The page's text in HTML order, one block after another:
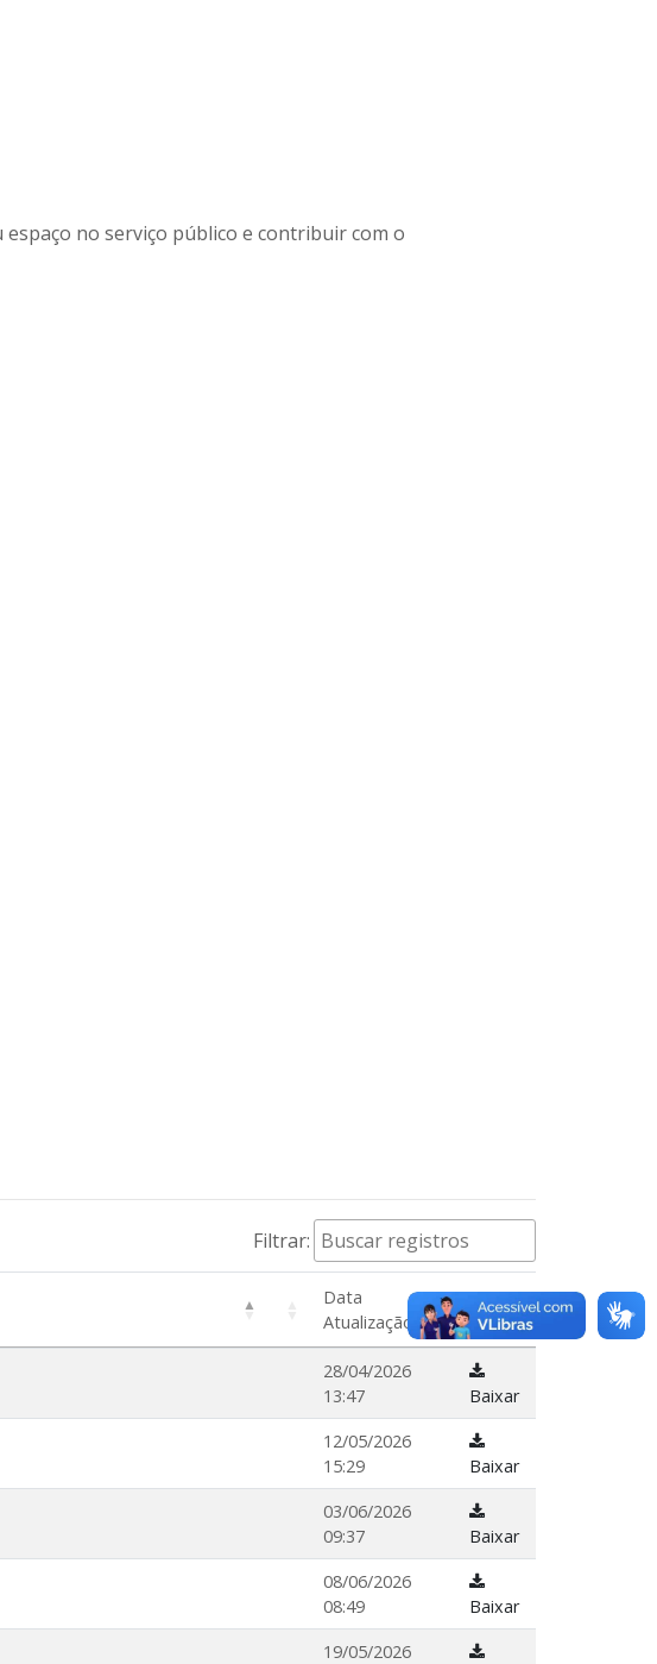
espaço no serviço público e contribuir com o
Filtrar:
Data
Atualização
28/04/2026
13:47
Baixar
12/05/2026
15:29
Baixar
03/06/2026
09:37
Baixar
08/06/2026
08:49
Baixar
19/05/2026